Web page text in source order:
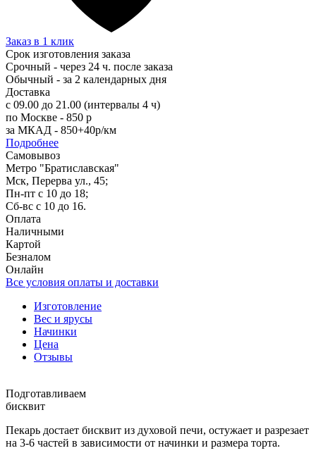
Заказ в 1 клик
Срок изготовления заказа
Срочный - через 24 ч. после заказа
Обычный - за 2 календарных дня
Доставка
с 09.00 до 21.00 (интервалы 4 ч)
по Москве - 850 р
за МКАД - 850+40р/км
Подробнее
Самовывоз
Метро "Братиславская"
Мск, Перерва ул., 45;
Пн-пт с 10 до 18;
Сб-вс с 10 до 16.
Оплата
Наличными
Картой
Безналом
Онлайн
Все условия оплаты и доставки
Изготовление
Вес и ярусы
Начинки
Цена
Отзывы
Подготавливаем
бисквит
Пекарь достает бисквит из духовой печи, остужает и разрезает
на 3-6 частей в зависимости от начинки и размера торта.